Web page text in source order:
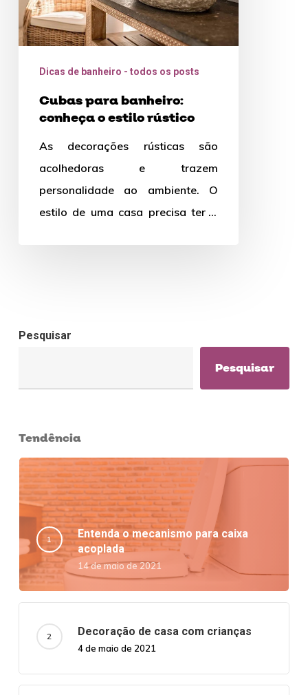
Dicas de banheiro - todos os posts
Cubas para banheiro:
conheça o estilo rústico
As decorações rústicas são
acolhedoras e trazem
personalidade ao ambiente. O
estilo de uma casa precisa ter o
Pesquisar
Pesquisar
Tendência
Entenda o mecanismo para caixa
acoplada
14 de maio de 2021
Decoração de casa com crianças
4 de maio de 2021